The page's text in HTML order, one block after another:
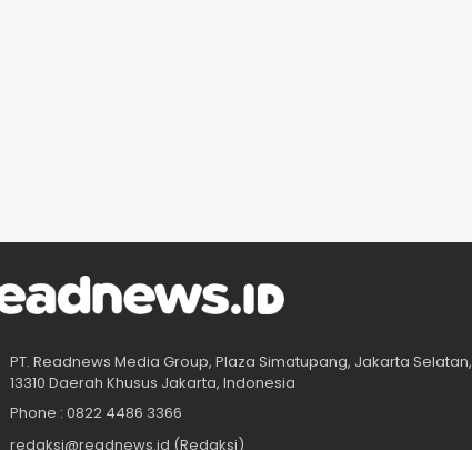
PT. Readnews Media Group, Plaza Simatupang, Jakarta Selatan,
13310 Daerah Khusus Jakarta, Indonesia
Phone : 0822 4486 3366
redaksi@readnews.id (Redaksi)